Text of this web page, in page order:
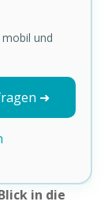
und
➜
in die